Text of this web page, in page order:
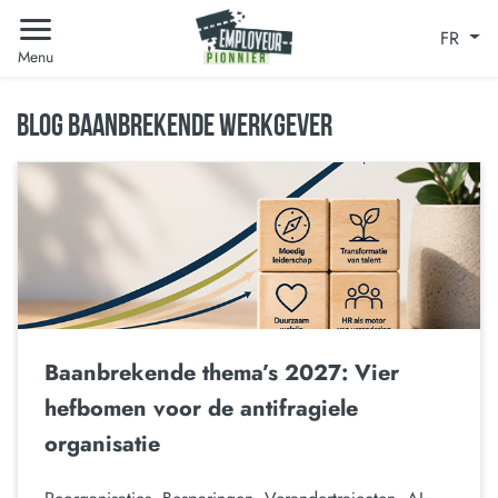
Menu
FR
BLOG BAANBREKENDE WERKGEVER
Baanbrekende thema’s 2027: Vier
hefbomen voor de antifragiele
organisatie